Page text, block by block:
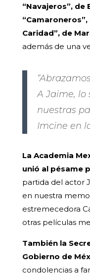
“Navajeros”, de
“Camaroneros”,
Caridad”, de
además de una
A Jaime, lo
nuestras
Imcine en
La Academia
unió al pésame
partida del actor
en nuestra
estremecedora
otras películas
También la
Gobierno de
condolencias a